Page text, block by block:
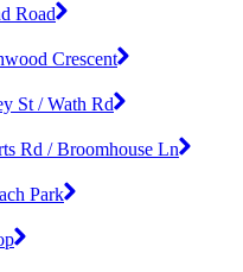
Road
Crescent
St / Wath Rd
Rd / Broomhouse Ln
Park